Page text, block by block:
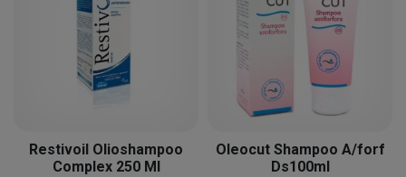
Restivoil Olioshampoo
Complex 250 Ml
Oleocut Shampoo A/forf
Ds100ml